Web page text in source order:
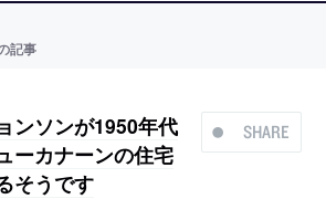
記事
SHARE
ンソンが1950年代
ーカナーンの住宅
そうです